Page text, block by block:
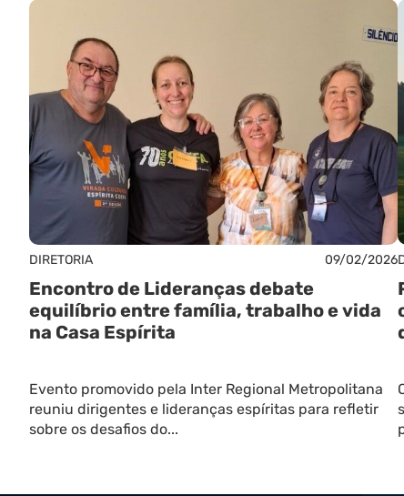
DIRETORIA 09/02/2026
Encontro de Lideranças debate
equilíbrio entre família, trabalho e vida
na Casa Espírita
Evento promovido pela Inter Regional Metropolitana
reuniu dirigentes e lideranças espíritas para refletir
sobre os desafios do...